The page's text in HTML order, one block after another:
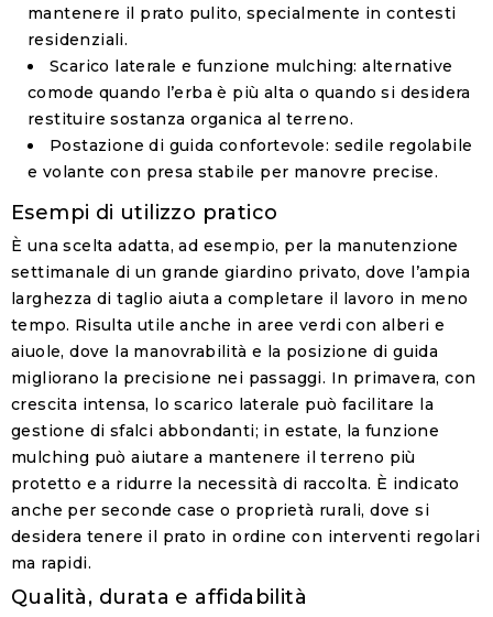
mantenere il prato pulito, specialmente in contesti
residenziali.
Scarico laterale e funzione mulching: alternative
comode quando l’erba è più alta o quando si desidera
restituire sostanza organica al terreno.
Postazione di guida confortevole: sedile regolabile
e volante con presa stabile per manovre precise.
Esempi di utilizzo pratico
È una scelta adatta, ad esempio, per la manutenzione
settimanale di un grande giardino privato, dove l’ampia
larghezza di taglio aiuta a completare il lavoro in meno
tempo. Risulta utile anche in aree verdi con alberi e
aiuole, dove la manovrabilità e la posizione di guida
migliorano la precisione nei passaggi. In primavera, con
crescita intensa, lo scarico laterale può facilitare la
gestione di sfalci abbondanti; in estate, la funzione
mulching può aiutare a mantenere il terreno più
protetto e a ridurre la necessità di raccolta. È indicato
anche per seconde case o proprietà rurali, dove si
desidera tenere il prato in ordine con interventi regolari
ma rapidi.
Qualità, durata e affidabilità